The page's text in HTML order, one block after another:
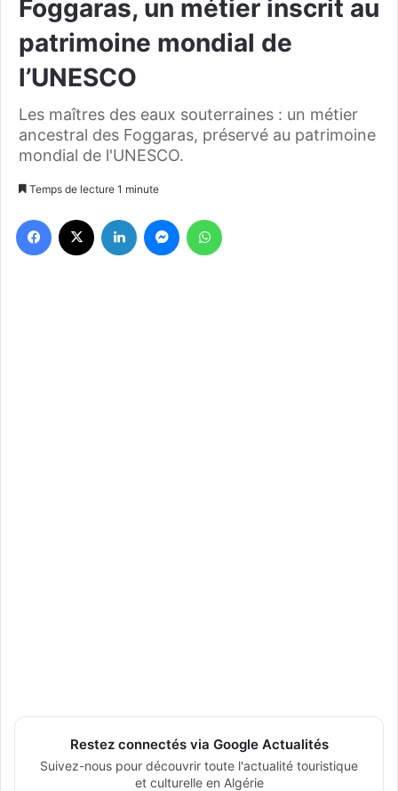
Foggaras, un métier inscrit au
patrimoine mondial de
l’UNESCO
Les maîtres des eaux souterraines : un métier
ancestral des Foggaras, préservé au patrimoine
mondial de l'UNESCO.
Temps de lecture 1 minute
Restez connectés via Google Actualités
Suivez-nous pour découvrir toute l'actualité touristique
et culturelle en Algérie